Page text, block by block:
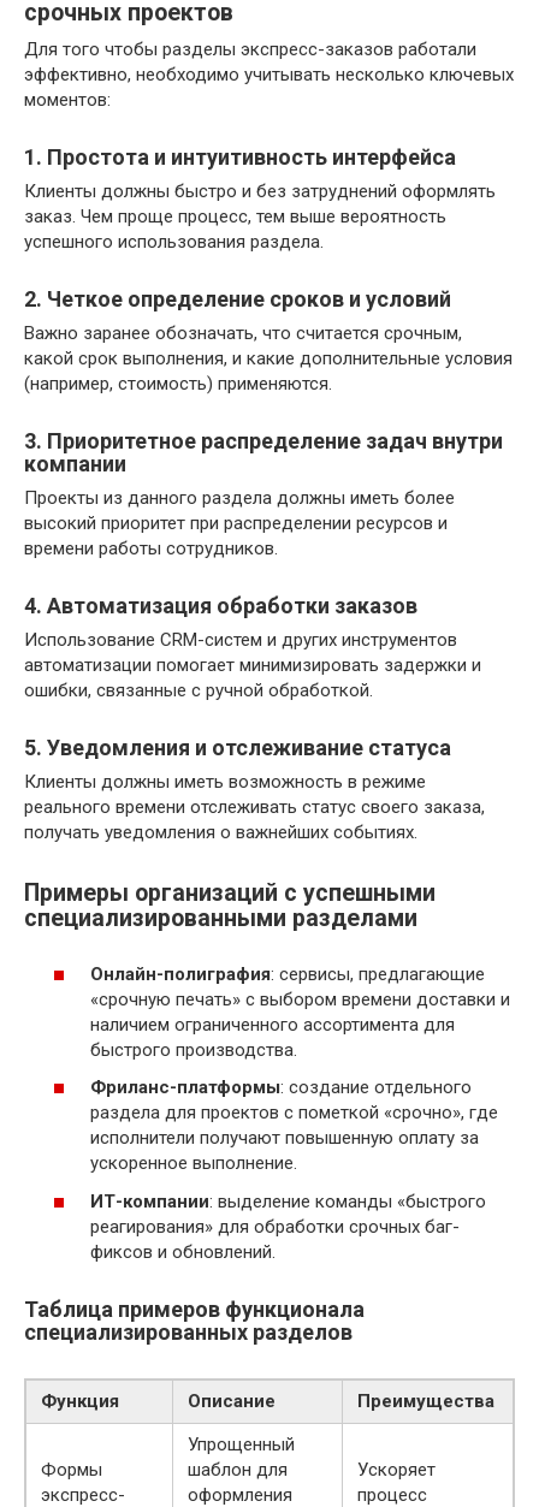
срочных проектов
Для того чтобы разделы экспресс-заказов работали
эффективно, необходимо учитывать несколько ключевых
моментов:
1. Простота и интуитивность интерфейса
Клиенты должны быстро и без затруднений оформлять
заказ. Чем проще процесс, тем выше вероятность
успешного использования раздела.
2. Четкое определение сроков и условий
Важно заранее обозначать, что считается срочным,
какой срок выполнения, и какие дополнительные условия
(например, стоимость) применяются.
3. Приоритетное распределение задач внутри
компании
Проекты из данного раздела должны иметь более
высокий приоритет при распределении ресурсов и
времени работы сотрудников.
4. Автоматизация обработки заказов
Использование CRM-систем и других инструментов
автоматизации помогает минимизировать задержки и
ошибки, связанные с ручной обработкой.
5. Уведомления и отслеживание статуса
Клиенты должны иметь возможность в режиме
реального времени отслеживать статус своего заказа,
получать уведомления о важнейших событиях.
Примеры организаций с успешными
специализированными разделами
Онлайн-полиграфия: сервисы, предлагающие
«срочную печать» с выбором времени доставки и
наличием ограниченного ассортимента для
быстрого производства.
Фриланс-платформы: создание отдельного
раздела для проектов с пометкой «срочно», где
исполнители получают повышенную оплату за
ускоренное выполнение.
ИТ-компании: выделение команды «быстрого
реагирования» для обработки срочных баг-
фиксов и обновлений.
Таблица примеров функционала
специализированных разделов
Функция Описание Преимущества
Формы
экспресс-
Упрощенный
шаблон для
оформления
Ускоряет
процесс